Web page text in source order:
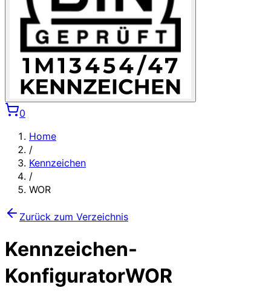
0
Home
/
Kennzeichen
/
WOR
Zurück zum Verzeichnis
Kennzeichen-
KonfiguratorWOR